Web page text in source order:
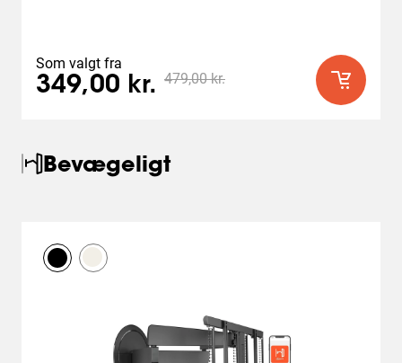
Som valgt fra
349,00 kr. 479,00 kr.
Bevægeligt